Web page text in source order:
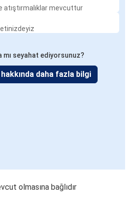
mevcuttur
mı seyahat ediyorsunuz?
daha fazla bilgi
olmasına bağlıdır